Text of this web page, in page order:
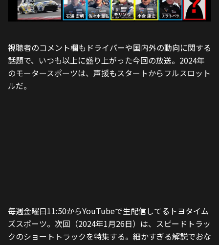
視聴者のコメント欄もドライバーや国内外の動向に関する
話題で、いつも以上に盛り上がった今回の放送。2024年
のモータースポーツは、声援もスタートからフルスロット
ルだ。
毎週金曜日11:50からYouTubeで生配信してるトヨタイム
ズスポーツ。次回（2024年1月26日）は、スピードトラッ
クのショートトラックを特集する。細かすぎる解説でおな